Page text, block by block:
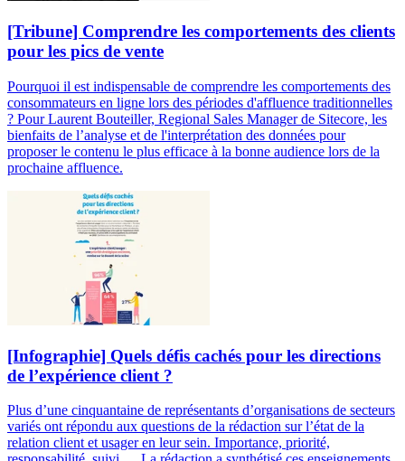
[Tribune] Comprendre les comportements des clients
pour les pics de vente
Pourquoi il est indispensable de comprendre les comportements des
consommateurs en ligne lors des périodes d'affluence traditionnelles
? Pour Laurent Bouteiller, Regional Sales Manager de Sitecore, les
bienfaits de l’analyse et de l'interprétation des données pour
proposer le contenu le plus efficace à la bonne audience lors de la
prochaine affluence.
[Infographie] Quels défis cachés pour les directions
de l’expérience client ?
Plus d’une cinquantaine de représentants d’organisations de secteurs
variés ont répondu aux questions de la rédaction sur l’état de la
relation client et usager en leur sein. Importance, priorité,